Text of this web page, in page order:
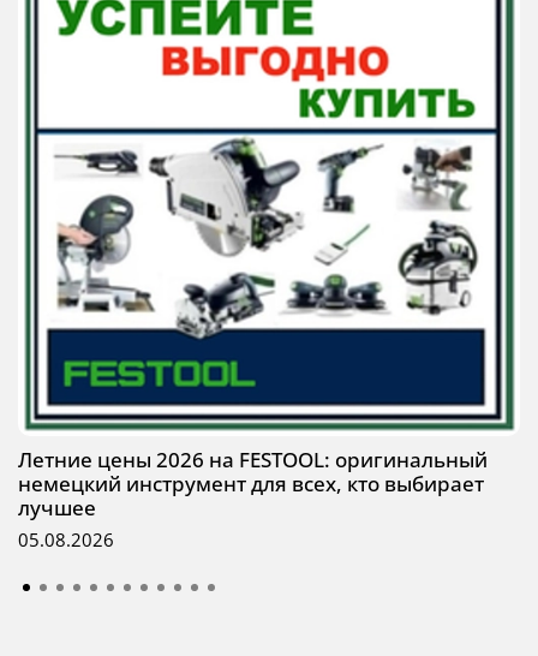
Летние цены 2026 на FESTOOL: оригинальный
немецкий инструмент для всех, кто выбирает
лучшее
05.08.2026